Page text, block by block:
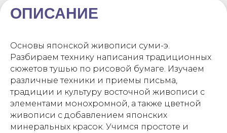
ОПИСАНИЕ
Основы японской живописи суми-э.
Разбираем технику написания традиционных
сюжетов тушью по рисовой бумаге. Изучаем
различные техники и приемы письма,
традиции и культуру восточной живописи с
элементами монохромной, а также цветной
живописи с добавлением японских
минеральных красок. Учимся простоте и